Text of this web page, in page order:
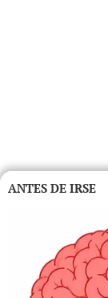
ANTES DE IRSE